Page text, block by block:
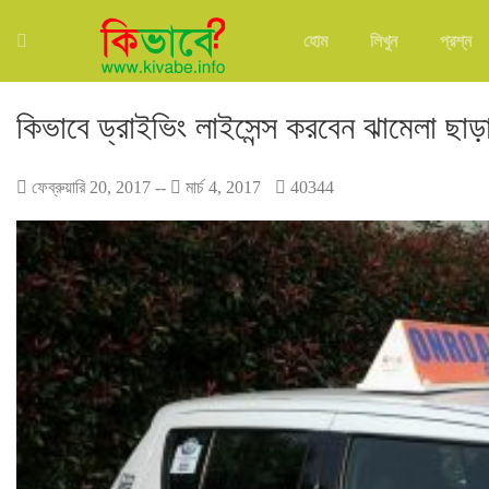
হোম লিখুন প্রশ্ন
কিভাবে ড্রাইভিং লাইসেন্স করবেন ঝামেলা
ফেব্রুয়ারি 20, 2017 -- মার্চ 4, 2017 40344